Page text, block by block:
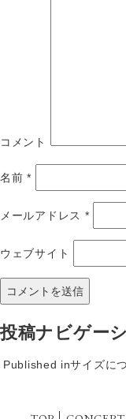
コメント
名前*
メールアドレス *
ウェブサイト
投稿ナビゲー
Published inサイズに